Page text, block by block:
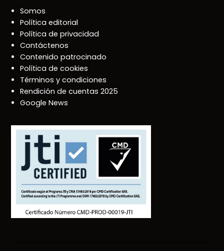
Somos
Política editorial
Política de privacidad
Contáctenos
Contenido patrocinado
Política de cookies
Términos y condiciones
Rendición de cuentas 2025
Google News